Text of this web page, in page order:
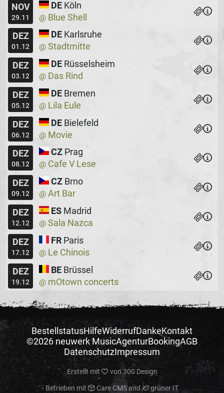
NOV
29.11
DE Köln
@ Blue Shell
DEZ
01.12
DE Karlsruhe
@ Stadtmitte
DEZ
03.12
DE Rüsselsheim
@ Das Rind
DEZ
05.12
DE Bremen
@ Lila Eule
DEZ
06.12
DE Bielefeld
@ Movie
DEZ
08.12
CZ Prag
@ Cafe V Lese
DEZ
09.12
CZ Brno
@ Art Bar
DEZ
12.12
ES Madrid
@ Sala Nazca
DEZ
17.12
FR Paris
@ Le Chinois
DEZ
19.12
BE Brüssel
@ mOtown concerts
BestellstatusHilfeWiderrufDankeKontakt
©2026 neuwerk MusicAgenturBookingAGB
DatenschutzImpressum
Erstellt mit von300 Design
Betrieben mit Care CMSand grüner IT